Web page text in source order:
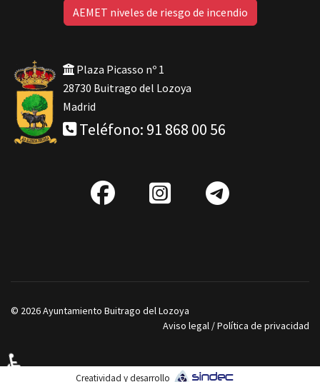
AEMET niveles de riesgo de incendio
Plaza Picasso nº 1
28730 Buitrago del Lozoya
Madrid
Teléfono: 91 868 00 56
fab
IG
© 2026 Ayuntamiento Buitrago del Lozoya
Aviso legal /Política de privacidad
Creatividad y desarrollo